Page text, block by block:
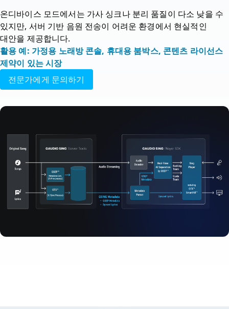
온디바이스 모드에서는 가사 싱크나 분리 품질이 다소 낮을 수
있지만, 서버 기반 음원 전송이 어려운 환경에서 현실적인
대안을 제공합니다.
활용 예: 가정용 노래방 콘솔, 휴대용 붐박스, 콘텐츠 라이선스
제약이 있는 시장
전문가에게 문의하기